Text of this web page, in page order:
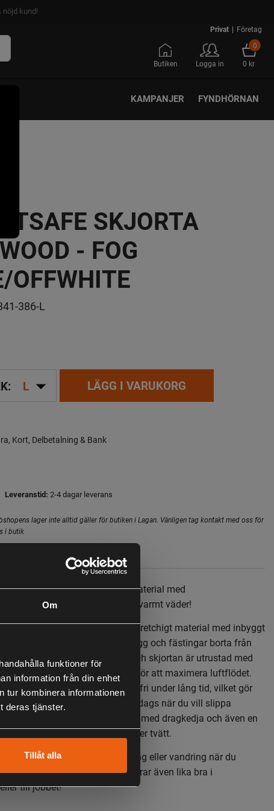
Om
funktioner för
information från din enhet
tur kombinera informationen
deras tjänster.
Tillåt alla
nöjd kund!
Privat | Företag
Butiken Logga in
0
0 kr
KAMPANJER FYNDHÖRNAN
SKJORTA
- FOG
OFFWHITE
386-L
L arrow_drop_down LÄGG I VARUKORG
Kort, Delbetalning & Bank
Leveranstid: 2-4 dagar leverans
lager inte alltid gäller för butiken i Lagan. Vänligen tag kontakt med oss för
i butik
luftig skjorta i skrynkelfritt material med
i ryggen. Håller dig sval i varmt väder!
tunn och luftig herrskjorta i ett stretchigt material med inbyggt
en impregnering som håller mygg och fästingar borta från
har utmärkt andningsförmåga, och skjortan är utrustad med
med mesh på ryggen för att maximera luftflödet.
lätt i vikt och förblir skrynkelfri under lång tid, vilket gör
bära i packningen eller till vardags när du vill slippa
har två bröstfickor framtill med dragkedja och även en
för enkel upphängning efter tvätt.
perfekta följeslagaren för camping eller vandring när du
men funktionell skjorta. Fungerar även lika bra i
till jobbet!